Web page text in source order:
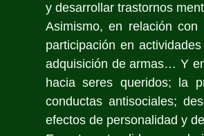
y desarrollar trastornos
Asimismo, en relación
participación en
adquisición de armas… Y
hacia seres queridos; la
conductas antisociales;
efectos de personalidad y